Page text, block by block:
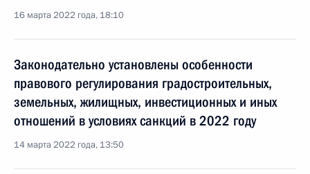
16 марта 2022 года, 18:10
Законодательно установлены особенности
правового регулирования градостроительных,
земельных, жилищных, инвестиционных и иных
отношений в условиях санкций в 2022 году
14 марта 2022 года, 13:50